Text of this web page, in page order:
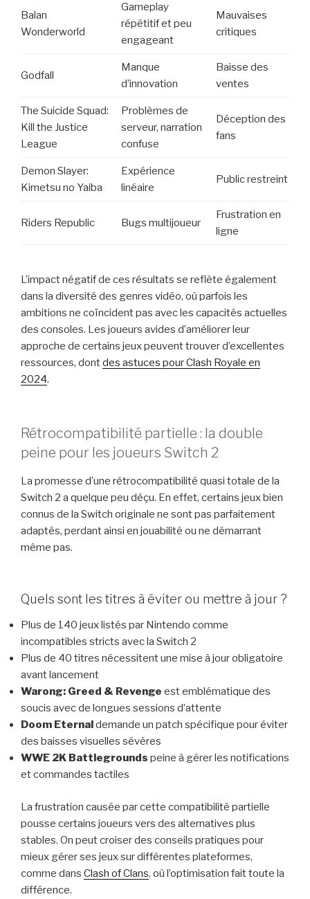
Balan
Wonderworld
Gameplay
répétitif et peu
engageant
Mauvaises
critiques
Godfall
Manque
d’innovation
Baisse des
ventes
The Suicide Squad:
Kill the Justice
League
Problèmes de
serveur, narration
confuse
Déception des
fans
Demon Slayer:
Kimetsu no Yaiba
Expérience
linéaire
Public restreint
Riders Republic Bugs multijoueur
Frustration en
ligne
L’impact négatif de ces résultats se reflète également
dans la diversité des genres vidéo, où parfois les
ambitions ne coïncident pas avec les capacités actuelles
des consoles. Les joueurs avides d’améliorer leur
approche de certains jeux peuvent trouver d’excellentes
ressources, dontdes astuces pour Clash Royale en
2024.
Rétrocompatibilité partielle : la double
peine pour les joueurs Switch 2
La promesse d’une rétrocompatibilité quasi totale de la
Switch 2 a quelque peu déçu. En effet, certains jeux bien
connus de la Switch originale ne sont pas parfaitement
adaptés, perdant ainsi en jouabilité ou ne démarrant
même pas.
Quels sont les titres à éviter ou mettre à jour ?
Plus de 140 jeux listés par Nintendo comme
incompatibles stricts avec la Switch 2
Plus de 40 titres nécessitent une mise à jour obligatoire
avant lancement
Warong: Greed & Revenge est emblématique des
soucis avec de longues sessions d’attente
Doom Eternaldemande un patch spécifique pour éviter
des baisses visuelles sévères
WWE 2K Battlegrounds peine à gérer les notifications
et commandes tactiles
La frustration causée par cette compatibilité partielle
pousse certains joueurs vers des alternatives plus
stables. On peut croiser des conseils pratiques pour
mieux gérer ses jeux sur différentes plateformes,
comme dans Clash of Clans, où l’optimisation fait toute la
différence.